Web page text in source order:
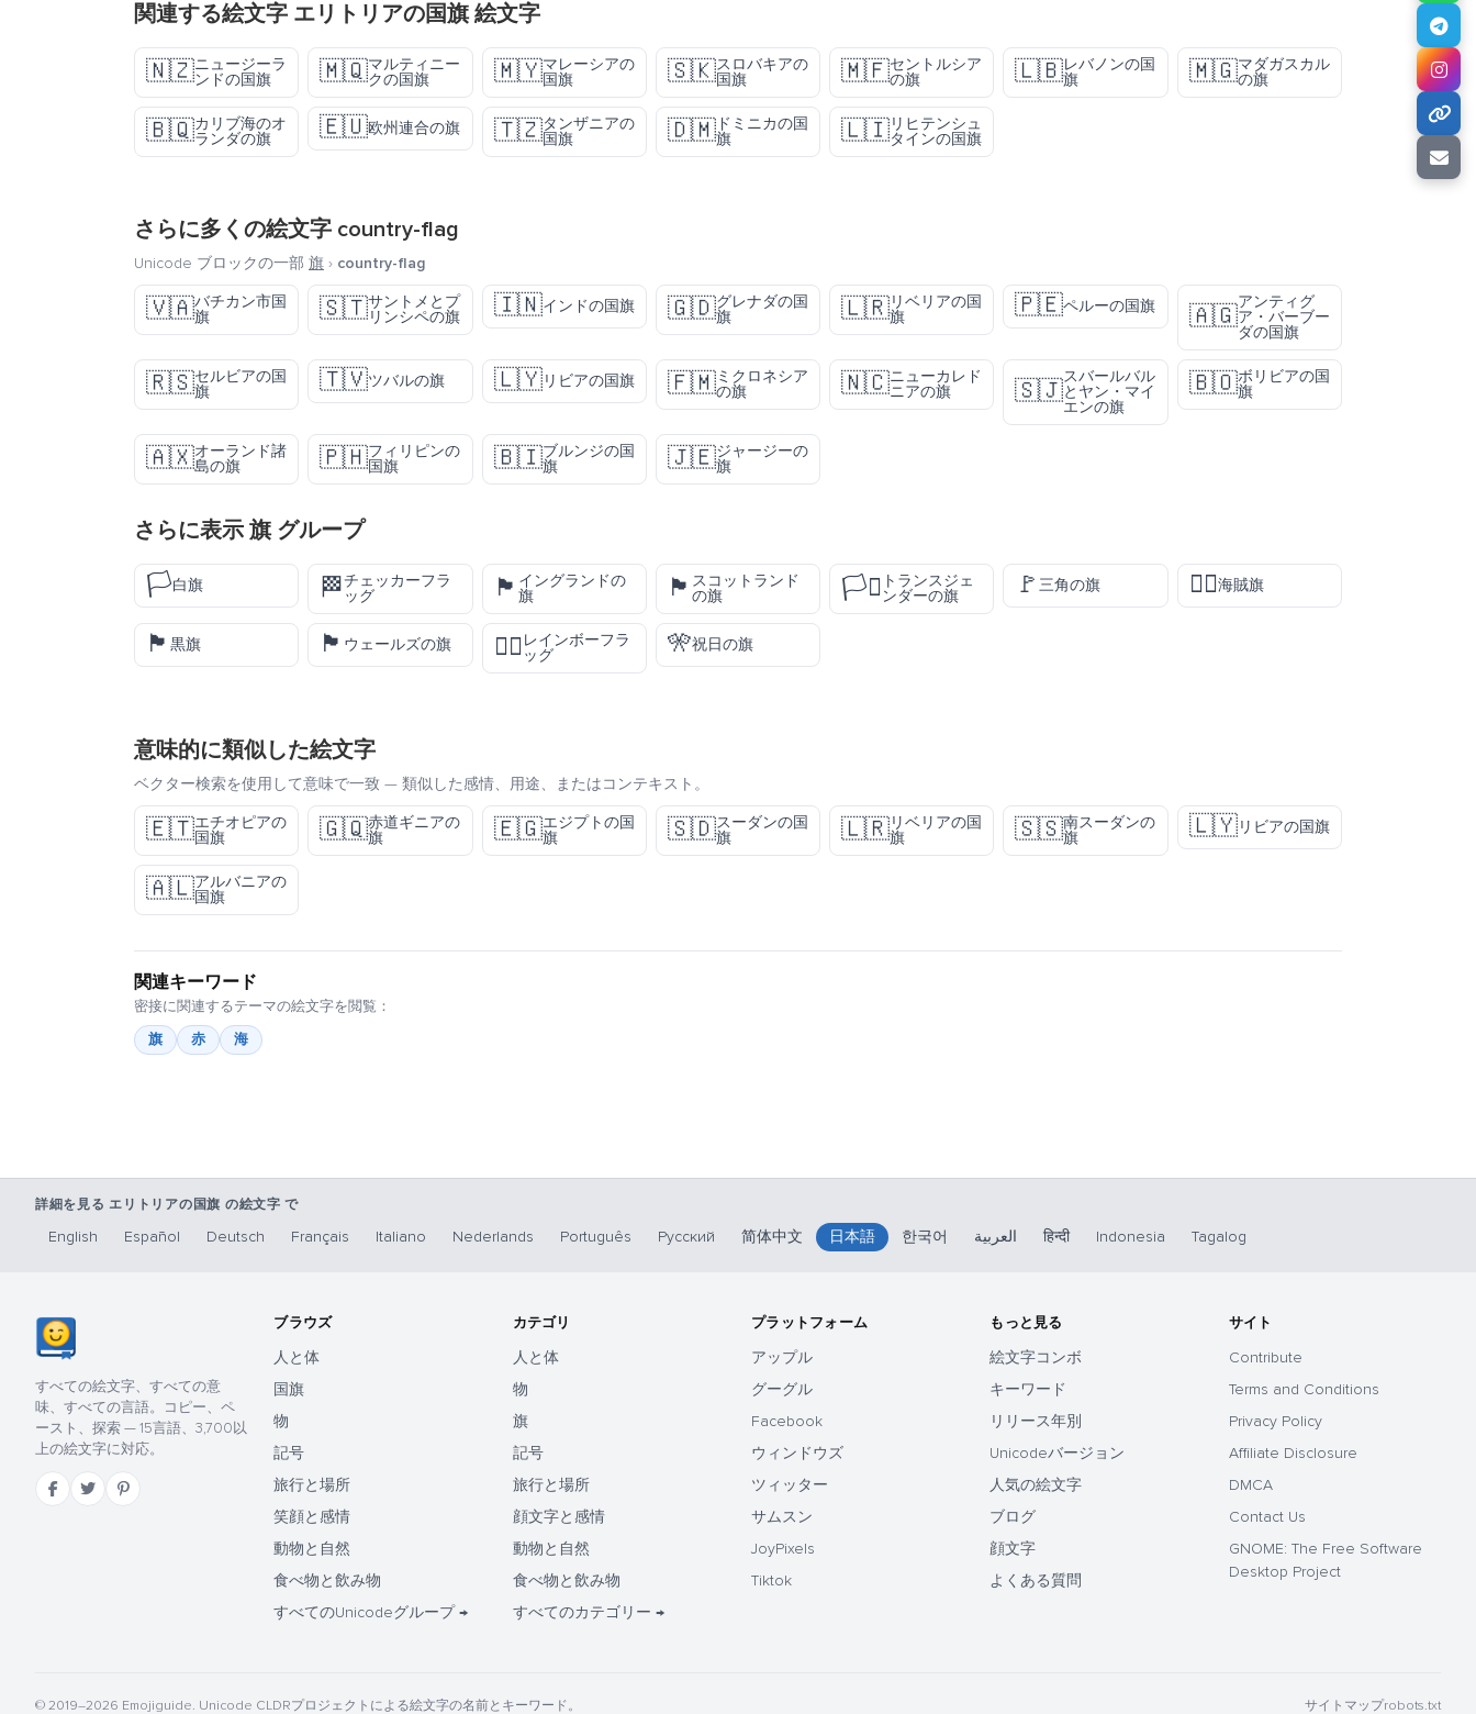
関連する絵文字 エリトリアの国旗 絵文字
🇳🇿ニュージーラ
ンドの国旗
🇲🇶マルティニー
クの国旗
🇲🇾マレーシアの
国旗
🇸🇰スロバキアの
国旗
🇲🇫セントルシア
の旗
🇱🇧レバノンの国
旗
🇲🇬マダガスカル
の旗
🇧🇶カリブ海のオ
ランダの旗
🇪🇺欧州連合の旗 🇹🇿タンザニアの
国旗
🇩🇲ドミニカの国
旗
🇱🇮リヒテンシュ
タインの国旗
さらに多くの絵文字 country-flag
Unicode ブロックの一部 旗 › country-flag
🇻🇦バチカン市国
旗
🇸🇹サントメとプ
リンシペの旗
🇮🇳インドの国旗 🇬🇩グレナダの国
旗
🇱🇷リベリアの国
旗
🇵🇪ペルーの国旗 🇦🇬
アンティグ
ア・バーブー
ダの国旗
🇷🇸セルビアの国
旗
🇹🇻ツバルの旗 🇱🇾リビアの国旗 🇫🇲ミクロネシア
の旗
🇳🇨ニューカレド
ニアの旗
🇸🇯
スバールバル
とヤン・マイ
エンの旗
🇧🇴ボリビアの国
旗
🇦🇽オーランド諸
島の旗
🇵🇭フィリピンの
国旗
🇧🇮ブルンジの国
旗
🇯🇪ジャージーの
旗
さらに表示 旗グループ
🏳️白旗 🏁チェッカーフラ
ッグ
🏴󠁧󠁢󠁥󠁮󠁧󠁿 イングランドの
旗
🏴󠁧󠁢󠁳󠁣󠁴󠁿 スコットランド
の旗
🏳️‍⚧️ トランスジェ
ンダーの旗
🚩三角の旗 🏴‍☠️海賊旗
🏴 黒旗 🏴󠁧󠁢󠁷󠁬󠁳󠁿 ウェールズの旗 🏳️‍🌈 レインボーフラ
ッグ
🎌祝日の旗
意味的に類似した絵文字
ベクター検索を使用して意味で一致 — 類似した感情、用途、またはコンテキスト。
🇪🇹エチオピアの
国旗
🇬🇶赤道ギニアの
旗
🇪🇬エジプトの国
旗
🇸🇩スーダンの国
旗
🇱🇷リベリアの国
旗
🇸🇸南スーダンの
旗
🇱🇾リビアの国旗
🇦🇱アルバニアの
国旗
関連キーワード
密接に関連するテーマの絵文字を閲覧：
旗
赤 海
詳細を見る エリトリアの国旗 の絵文字 で
English Español Deutsch Français Italiano Nederlands Português Русский 简体中文 日本語 한국어 العربية हिन्दी Indonesia Tagalog
すべての絵文字、すべての意
味、すべての言語。コピー、ペ
ースト、探索 — 15言語、3,700以
上の絵文字に対応。
ブラウズ
人と体
国旗
物
記号
旅行と場所
笑顔と感情
動物と自然
食べ物と飲み物
すべてのUnicodeグループ →
カテゴリ
人と体
物
旗
記号
旅行と場所
顔文字と感情
動物と自然
食べ物と飲み物
すべてのカテゴリー →
プラットフォーム
アップル
グーグル
Facebook
ウィンドウズ
ツィッター
サムスン
JoyPixels
Tiktok
もっと見る
絵文字コンボ
キーワード
リリース年別
Unicodeバージョン
人気の絵文字
ブログ
顔文字
よくある質問
サイト
Contribute
Terms and Conditions
Privacy Policy
Affiliate Disclosure
DMCA
Contact Us
GNOME: The Free Software
Desktop Project
© 2019–2026 Emojiguide. Unicode CLDRプロジェクトによる絵文字の名前とキーワード。 サイトマップrobots.txt